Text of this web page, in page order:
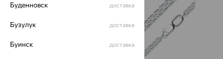
Буденновск доставка
Бузулук доставка
Буинск доставка